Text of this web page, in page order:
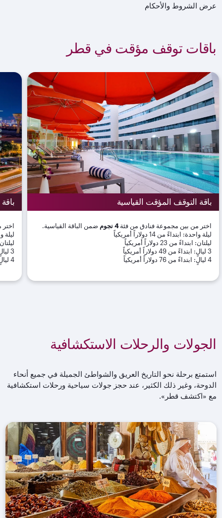
عرض الشروط والأحكام
باقات توقف مؤقت في قطر
باقة التوقف المؤقت القياسية
اختر من بين مجموعة فنادق من فئة4 نجوم
ضمن الباقة القياسية.
ليلة واحدة: ابتداءً من 14 دولاراً أمريكياً
ليلتان: ابتداءً من 23 دولاراً أمريكياً
3 ليالٍ: ابتداءً من 49 دولاراً أمريكياً
4 ليالٍ: ابتداءً من 76 دولاراً أمريكياً
اختر
ليلة
ليلتان:
3 ليالٍ: ابتداءً من 77 دولاراً أمريكياً
4 ليالٍ: ابتداءً من 111 دولاراً أمريكياً
الجولات والرحلات الاستكشافية
استمتع برحلة نحو التاريخ العريق والشواطئ الجميلة في جميع أنحاء
الدوحة، وغير ذلك الكثير، عند حجز جولات سياحية ورحلات استكشافية
مع «اكتشف قطر».